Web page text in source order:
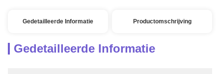
Gedetailleerde Informatie Productomschrijving
Gedetailleerde Informatie